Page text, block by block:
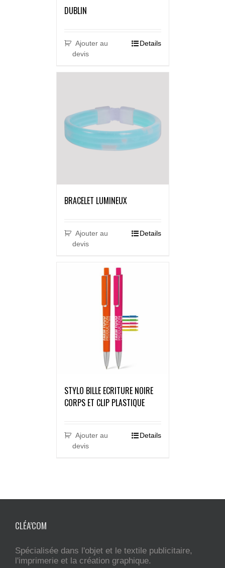
DUBLIN
Ajouter au
devis
Details
BRACELET LUMINEUX
Ajouter au
devis
Details
STYLO BILLE ECRITURE NOIRE
CORPS ET CLIP PLASTIQUE
Ajouter au
devis
Details
CLÉA’COM
Spécialisée dans l'objet et le textile publicitaire,
l'imprimerie et la création graphique.